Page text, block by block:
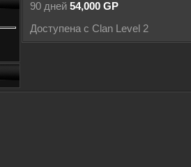
90 дней 54,000 GP
Доступена с Clan Level 2